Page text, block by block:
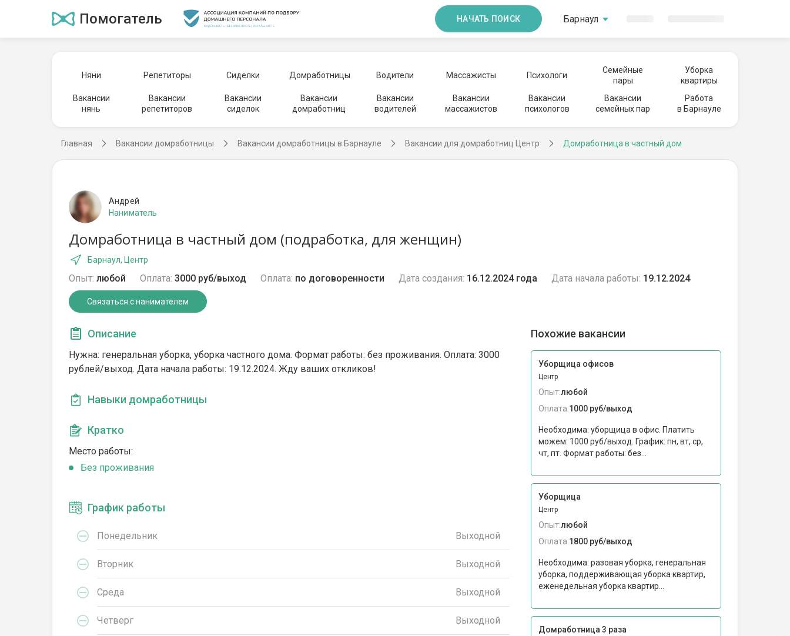
Помогатель НАЧАТЬ ПОИСК Барнаул
Няни Репетиторы Сиделки Домработницы Водители Массажисты Психологи
Семейные
пары
Уборка
квартиры
Вакансии
нянь
Вакансии
репетиторов
Вакансии
сиделок
Вакансии
домработниц
Вакансии
водителей
Вакансии
массажистов
Вакансии
психологов
Вакансии
семейных пар
Работа
в Барнауле
Главная Вакансии домработницы Вакансии домработницы в Барнауле Вакансии для домработниц Центр Домработница в частный дом
Андрей
Наниматель
Домработница в частный дом (подработка, для женщин)
Барнаул, Центр
Опыт: любой Оплата: 3000 руб/выход Оплата: по договоренности Дата создания: 16.12.2024 года Дата начала работы: 19.12.2024
Связаться с нанимателем
Описание
Нужна: генеральная уборка, уборка частного дома. Формат работы: без проживания. Оплата: 3000
рублей/выход. Дата начала работы: 19.12.2024. Жду ваших откликов!
Навыки домработницы
Кратко
Место работы:
Без проживания
График работы
Понедельник Выходной
Вторник Выходной
Среда Выходной
Четверг Выходной
Похожие вакансии
Уборщица офисов
Центр
Опыт:любой
Оплата:1000 руб/выход
Необходима: уборщица в офис. Платить
можем: 1000 руб/выход. График: пн, вт, ср,
чт, пт. Формат работы: без...
Уборщица
Центр
Опыт:любой
Оплата:1800 руб/выход
Необходима: разовая уборка, генеральная
уборка, поддерживающая уборка квартир,
еженедельная уборка квартир...
Домработница 3 раза